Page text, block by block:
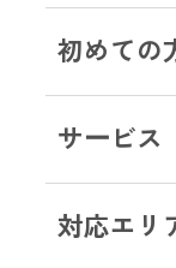
初めての
サービス
対応エリ